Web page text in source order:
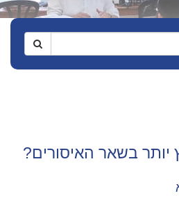
בשאר האיסורים?